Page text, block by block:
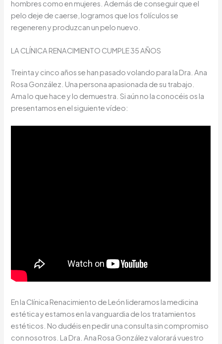
hombres como en mujeres. Además de conseguir que el
pelo deje de caerse, logramos que los folículos se
regeneren y produzcan un pelo nuevo.
LA CLÍNICA RENACIMIENTO CUMPLE 35 AÑOS
Treinta y cinco años se han pasado volando para la Dra. Ana
Rosa González. Una persona apasionada de su trabajo.
Ama lo que hace y lo demuestra. Si aún no la conocéis os la
presentamos en el siguiente vídeo:
En la Clínica Renacimiento de León lideramos la medicina
estética y estamos en la vanguardia de los tratamientos
estéticos. No dudéis en pedir una consulta sin compromiso
con nosotros. La Dra. Ana Rosa González valorará vuestro